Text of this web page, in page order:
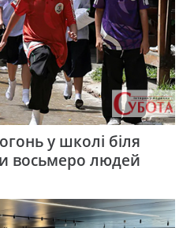
у школі біля
восьмеро людей